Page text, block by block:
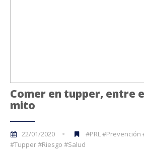
Comer en tupper, entre
mito
22/01/2020
#PRL
#Tupper #Riesgo #Salud